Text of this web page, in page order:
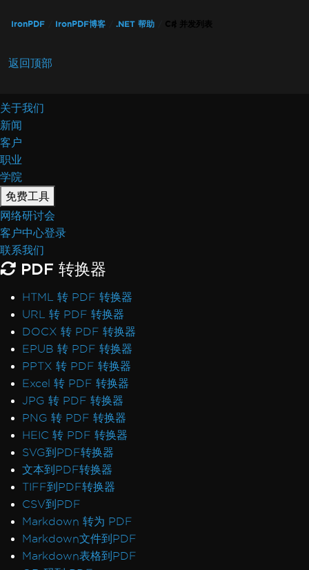
IronPDF IronPDF博客 .NET 帮助 C# 并发列表
返回顶部
关于我们
新闻
客户
职业
学院
免费工具
网络研讨会
客户中心登录
联系我们
PDF 转换器
HTML 转 PDF 转换器
URL 转 PDF 转换器
DOCX 转 PDF 转换器
EPUB 转 PDF 转换器
PPTX 转 PDF 转换器
Excel 转 PDF 转换器
JPG 转 PDF 转换器
PNG 转 PDF 转换器
HEIC 转 PDF 转换器
SVG到PDF转换器
文本到PDF转换器
TIFF到PDF转换器
CSV到PDF
Markdown 转为 PDF
Markdown文件到PDF
Markdown表格到PDF